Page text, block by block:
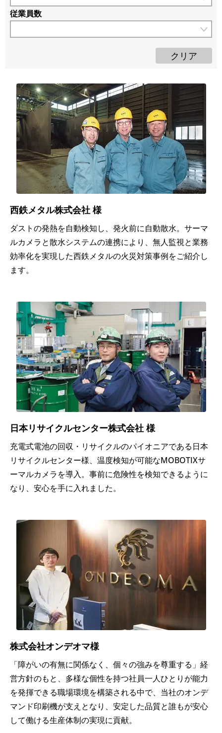
向上
アッ
プ・
品質
向上
生
産
性
向
上
コ
ス
削
減
リ
ス
低
減
ガ
バ
ナ
ス
ジ
タ
ル
る
販
促
強
化
拡
大
の
効
印刷
技術
によ
るイ
メー
ジ・
品質
の向
上
IT管
運用
減
ITに
よる
心・
安
全・
快適
性の
売
ア
パ
レ
ル
物
流・
流
通・
サー
設
計・
製造
建
設
コ
ン
サ
ル
広
告・
デザ
イン
法
律・
労務
総合
事務
従業員数
未
満
50
～
100
人
未
100
～
人
未
満
300
～1
千
人
未
満
1
千
満
2
千
5
千
人
未
クリア
西鉄メタル株式会社 様
ダストの発熱を自動検知し、発火前に自動散水。サーマ
ルカメラと散水システムの連携により、無人監視と業務
効率化を実現した西鉄メタルの火災対策事例をご紹介し
ます。
日本リサイクルセンター株式会社 様
充電式電池の回収・リサイクルのパイオニアである日本
リサイクルセンター様、温度検知が可能なMOBOTIXサ
ーマルカメラを導入。事前に危険性を検知できるように
なり、安心を手に入れました。
株式会社オンデオマ様
「障がいの有無に関係なく、個々の強みを尊重する」経
営方針のもと、多様な個性を持つ社員一人ひとりが能力
を発揮できる職場環境を構築される中で、当社のオンデ
マンド印刷機が支えとなり、安定した品質と誰もが安心
して働ける生産体制の実現に貢献。